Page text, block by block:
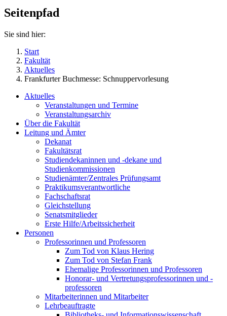
Seitenpfad
Sie sind hier:
Start
Fakultät
Aktuelles
Frankfurter Buchmesse: Schnuppervorlesung
Aktuelles
Veranstaltungen und Termine
Veranstaltungsarchiv
Über die Fakultät
Leitung und Ämter
Dekanat
Fakultätsrat
Studiendekaninnen und -dekane und
Studienkommissionen
Studienämter/Zentrales Prüfungsamt
Praktikumsverantwortliche
Fachschaftsrat
Gleichstellung
Senatsmitglieder
Erste Hilfe/Arbeitssicherheit
Personen
Professorinnen und Professoren
Zum Tod von Klaus Hering
Zum Tod von Stefan Frank
Ehemalige Professorinnen und Professoren
Honorar- und Vertretungsprofessorinnen und -
professoren
Mitarbeiterinnen und Mitarbeiter
Lehrbeauftragte